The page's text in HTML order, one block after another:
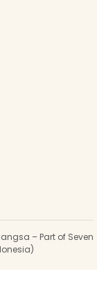
– Part of Seven